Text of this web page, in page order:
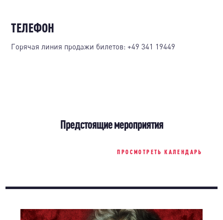
ТЕЛЕФОН
Горячая линия продажи билетов: +49 341 19449
Предстоящие мероприятия
ПРОСМОТРЕТЬ КАЛЕНДАРЬ